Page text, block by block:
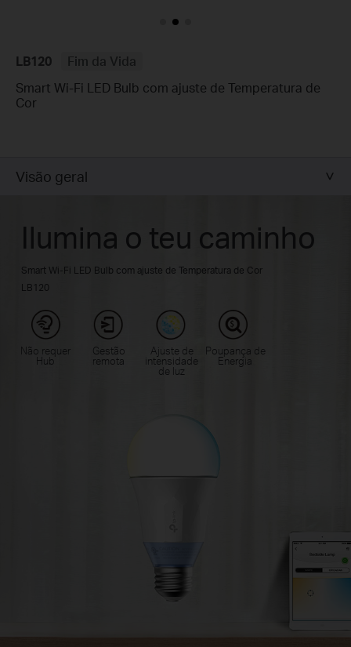
LB120
Fim da Vida
Smart Wi-Fi LED Bulb com ajuste de Temperatura de
Cor
Visão geral
Ilumina o teu caminho
Smart Wi-Fi LED Bulb com ajuste de Temperatura de Cor
LB120
Não requer
Hub
Gestão
remota
Ajuste de
intensidade
de luz
Poupança de
Energia